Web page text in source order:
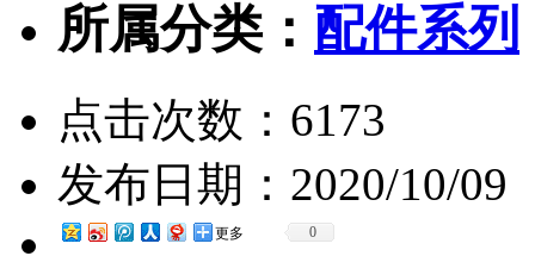
所属分类： 配件系列
点击次数： 6173
发布日期： 2020/10/09
更多 0